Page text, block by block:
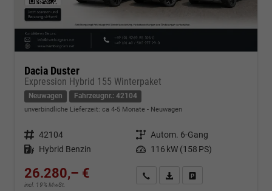
Dacia Duster
Expression Hybrid 155 Winterpaket
Neuwagen Fahrzeugnr.: 42104
unverbindliche Lieferzeit: ca 4-5 Monate Neuwagen
Fahrzeugnr. 42104 Getriebe Autom. 6-Gang
Kraftstoff Hybrid Benzin Leistung 116 kW (158 PS)
26.280,– €
incl. 19% MwSt.
Kontakt & Angebot anfordern
PDF-Datei, Fahrzeugexposé